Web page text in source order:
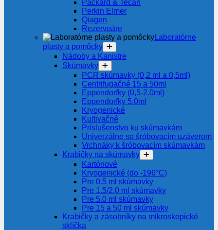
Packard & Tecan
Perkin Elmer
Qiagen
Rezervoáre
Laboratórne
plasty a pomôcky
Nádoby a Kanistre
Skúmavky
PCR skúmavky (0,2 ml a 0,5ml)
Centrifugačné 15 a 50ml
Eppendorfky (0,5-2.0ml)
Eppendorfky 5.0ml
Kryogenické
Kultivačné
Príslušenstvo ku skúmavkám
Univerzálne so šróbovacím uzáverom
Vrchnáky k šróbovacím skúmavkám
Krabičky na skúmavky
Kartónové
Kryogenické (do -196°C)
Pre 0.5 ml skúmavky
Pre 1.5/2.0 ml skúmavky
Pre 5.0 ml skúmavky
Pre 15 a 50 ml skúmavky
Krabičky a zásobníky na mikroskopické
sklíčka